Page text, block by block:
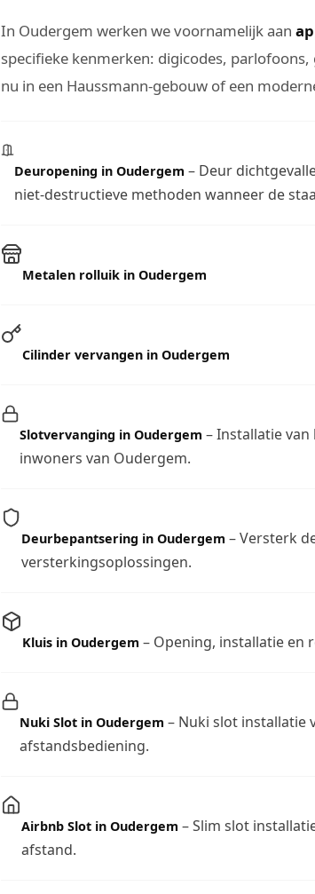
In Oudergem werken we voornamelijk aan
specifieke kenmerken: digicodes,
nu in een Haussmann-gebouw of een
Deuropening in Oudergem – Deur
niet-destructieve methoden wanneer de
Metalen rolluik in Oudergem
Cilinder vervangen in Oudergem
Slotvervanging in Oudergem – Installatie
inwoners van Oudergem.
Deurbepantsering in Oudergem – Versterk
versterkingsoplossingen.
Kluis in Oudergem – Opening, installatie en
Nuki Slot in Oudergem – Nuki slot installatie
afstandsbediening.
Airbnb Slot in Oudergem – Slim slot
afstand.